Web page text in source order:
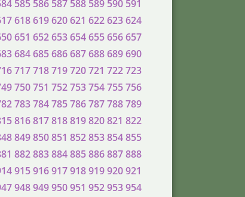
585 586 587 588 589 590 591
618619620621 622623624
651 652653654655656657
684685686687688689690
717718719720721 722723
750751 752753754755756
783784785786787788789
816817818819820821 822
849850851 852853854855
882883884885886887888
915916917918919920921
948949950951 952953954